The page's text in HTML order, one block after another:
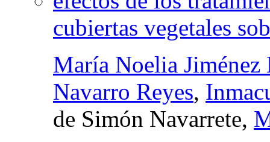
cubiertas vegetales
María Noelia Jiménez
Navarro Reyes,
de Simón Navarrete,